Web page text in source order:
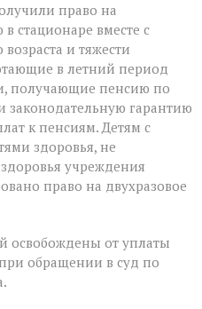
право на
стационаре вместе с
и тяжести
в летний период
получающие пенсию по
законодательную гарантию
к пенсиям. Детям с
здоровья, не
учреждения
право на двухразовое
освобождены от уплаты
обращении в суд по